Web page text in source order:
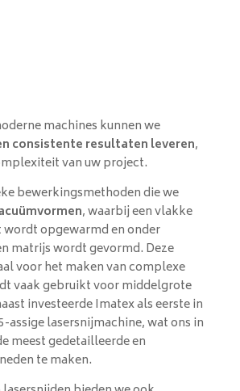
machines kunnen we
consistente resultaten leveren,
van uw project.
bewerkingsmethoden die we
, waarbij een vlakke
opgewarmd en onder
matrijs wordt gevormd. Deze
voor het maken van complexe
vaak gebruikt voor middelgrote
investeerde Imatex als eerste in
assige lasersnijmachine, wat ons in
meest gedetailleerde en
te maken.